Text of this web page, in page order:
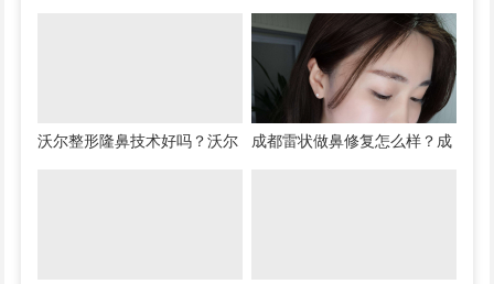
样？张盈帆隆鼻简介案例预约
沃尔整形隆鼻技术好吗？沃尔
成都雷状做鼻修复怎么样？成